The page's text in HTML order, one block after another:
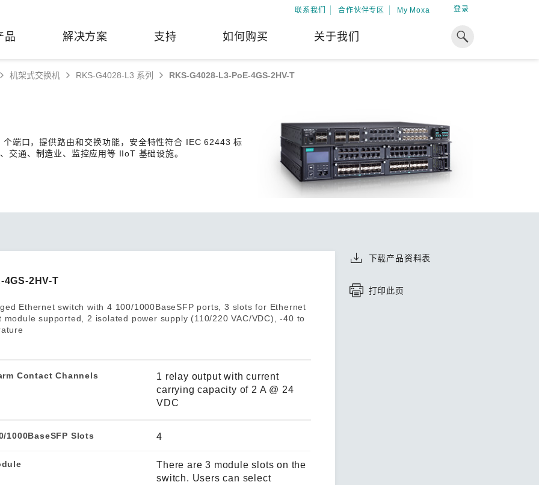
联系我们 合作伙伴专区 My Moxa 登录
品
器 串口转换器
x86 计算机
ARM 架构计算机
工业平板计算机
IIoT 网关
查看所有产品
解决方案
油气 全球专业经验，助力储能出海
凭借在全球能源领域深耕超过 15 年的专业
经验，Moxa 致力于成为中国企业值得信赖
网络 (TSN)
网 (SPE) Ethernet-APL
支持
保修条款
下载中心
案例
专家观点
视频中心
他帮助？ 联系我们
如何购买 关于我们
新
有害物质合规政策 加入 Moxa
我们因优秀的员工而成长，因
共同的追求而凝聚。
了解更多
机架式交换机 RKS-G4028-L3 系列 RKS-G4028-L3-PoE-4GS-2HV-T
端口，提供路由和交换功能，安全特性符合 IEC 62443 标
交通、制造业、监控应用等 IIoT 基础设施。
4GS-2HV-T
Ethernet switch with 4 100/1000BaseSFP ports, 3 slots for Ethernet
module supported, 2 isolated power supply (110/220 VAC/VDC), -40 to
Contact Channels
1 relay output with current
carrying capacity of 2 A @ 24
VDC
1000BaseSFP Slots 4
There are 3 module slots on the
switch. Users can select
下载产品资料表
打印此页